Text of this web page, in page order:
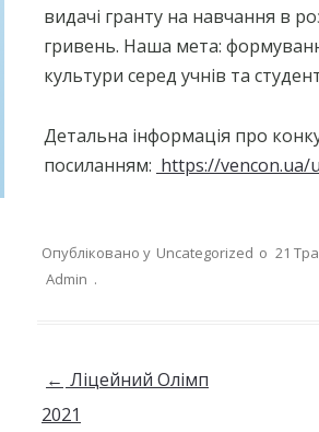
видачі гранту на навчання в
гривень. Наша мета:
культури серед учнів та
Детальна інформація про
посиланням: https://vencon.ua/
Опубліковано у Uncategorized о 21
Admin .
Навігація по запису
← Ліцейний Олімп
2021